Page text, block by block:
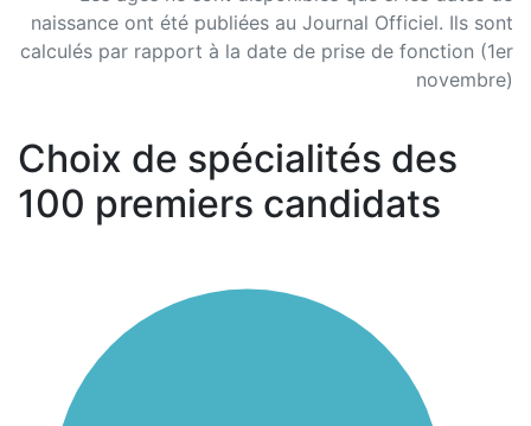
naissance ont été publiées au Journal Officiel. Ils sont
calculés par rapport à la date de prise de fonction (1er
novembre)
Choix de spécialités des
100 premiers candidats